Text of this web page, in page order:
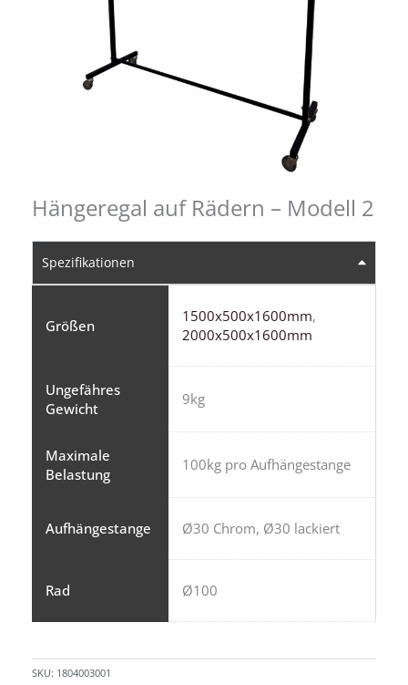
Hängeregal auf Rädern – Modell 2
Spezifikationen
Größen
1500x500x1600mm,
2000x500x1600mm
Ungefähres
Gewicht
9kg
Maximale
Belastung
100kg pro Aufhängestange
Aufhängestange Ø30 Chrom, Ø30 lackiert
Rad Ø100
SKU: 1804003001